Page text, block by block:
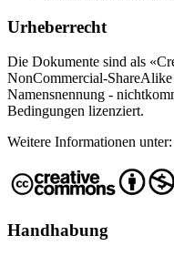
Urheberrecht
Die Dokumente sind als
NonCommercial-
Namensnennung -
Bedingungen lizenziert.
Weitere Informationen unter:
Handhabung